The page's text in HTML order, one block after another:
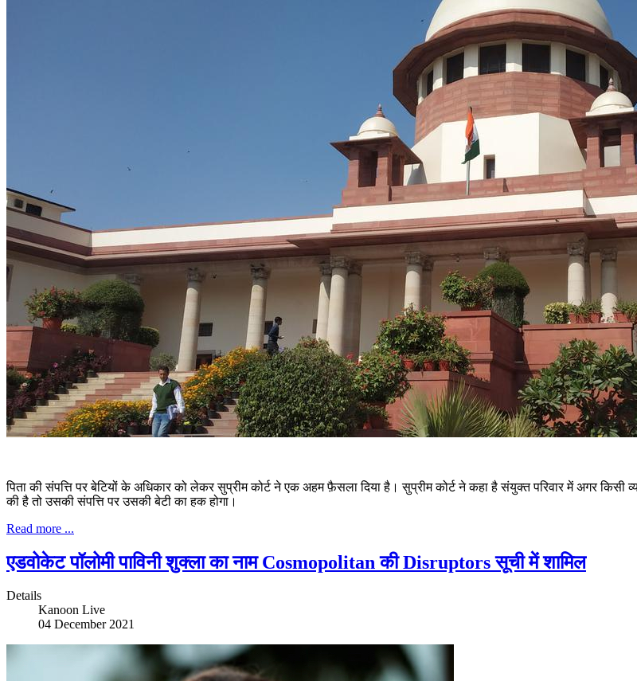
पिता की संपत्ति पर बेटियों के अधिकार को लेकर सुप्रीम कोर्ट ने एक अहम फ़ैसला दिया है। सुप्रीम कोर्ट ने कहा है संयुक्त परिवार में अगर किसी
की है तो उसकी संपत्ति पर उसकी बेटी का हक होगा।
Read more ...
एडवोकेट पॉलोमी पाविनी शुक्ला का नाम Cosmopolitan की Disruptors सूची में शामिल
Details
Kanoon Live
04 December 2021